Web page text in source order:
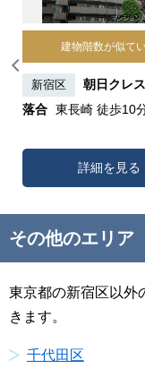
建物階数が似て
新宿区
朝日クレ
落合 東長崎 徒歩10
詳細を見る
その他のエリア
東京都の新宿区以外
きます。
千代田区